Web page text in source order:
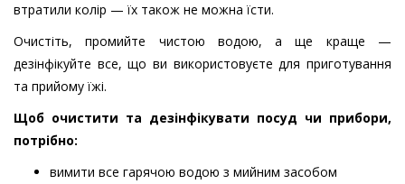
втратили колір — їх також не можна їсти.
Очистіть, промийте чистою водою, а ще краще —
дезінфікуйте все, що ви використовуєте для приготування
та прийому їжі.
Щоб очистити та дезінфікувати посуд чи прибори,
потрібно:
вимити все гарячою водою з мийним засобом